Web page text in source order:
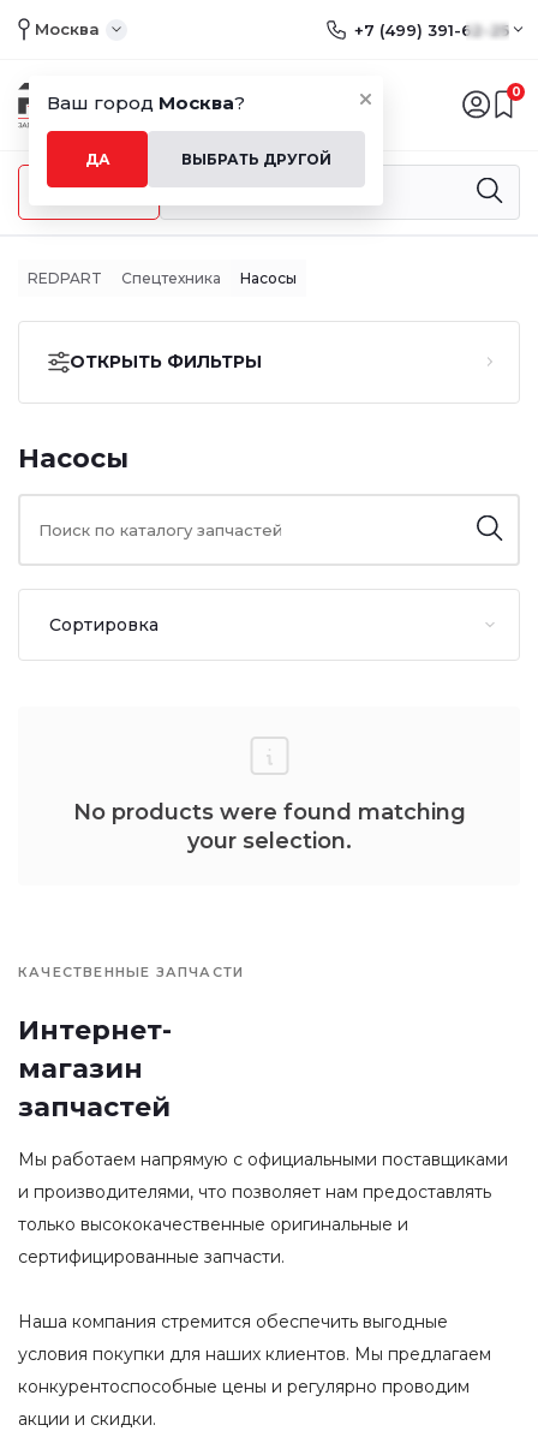
Ваш город Москва?
ДА ВЫБРАТЬ ДРУГОЙ
Москва +7 (499) 391-62-25
0
Меню
REDPART Спецтехника Насосы
ОТКРЫТЬ ФИЛЬТРЫ
Насосы
No products were found matching
your selection.
КАЧЕСТВЕННЫЕ ЗАПЧАСТИ
Интернет-
магазин
запчастей
Мы работаем напрямую с официальными поставщиками
и производителями, что позволяет нам предоставлять
только высококачественные оригинальные и
сертифицированные запчасти.
Наша компания стремится обеспечить выгодные
условия покупки для наших клиентов. Мы предлагаем
конкурентоспособные цены и регулярно проводим
акции и скидки.